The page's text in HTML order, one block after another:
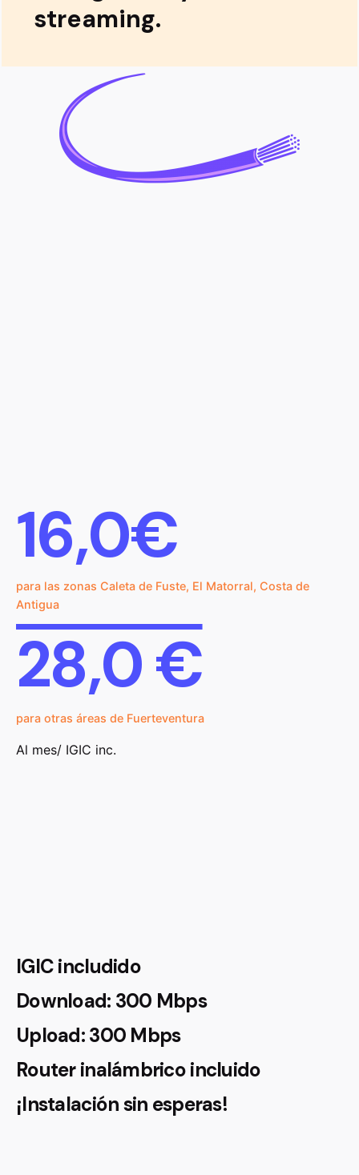
streaming.
16,0€
para las zonas Caleta de Fuste, El Matorral, Costa de
Antigua
28,0 €
para otras áreas de Fuerteventura
Al mes/ IGIC inc.
IGICincludido
Download: 300 Mbps
Upload: 300 Mbps
Router inalámbrico incluido
¡Instalación sin esperas!